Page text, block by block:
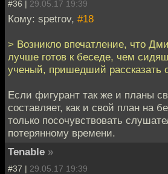
#36 | 29.05.17 19:39
Кому: spetrov, #18
> Возникло впечатление, что
лучше готов к беседе, чем
ученый, пришедший рассказать
Если фигурант так же и планы
составляет, как и свой план на
только посочувствовать
потерянному времени.
Tenable »
#37 | 29.05.17 19:39